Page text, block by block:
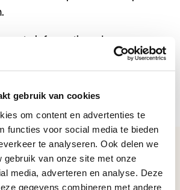
gebruik van cookies
om content en advertenties te
functies voor social media te bieden
te analyseren. Ook delen we
gebruik van onze site met onze
media, adverteren en analyse. Deze
gegevens combineren met andere
informatie raden we aan
bij uw lokale
of reisadviseur.